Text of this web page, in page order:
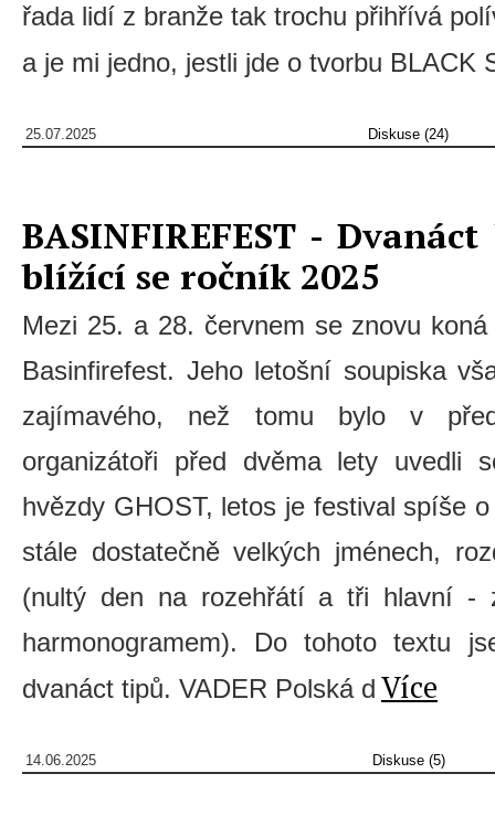
řada lidí z branže tak trochu přihřívá
a je mi jedno, jestli jde o tvorbu BLACK
25.07.2025 Diskuse (24)
BASINFIREFEST -
blížící se ročník 2025
Mezi 25. a 28. červnem se znovu
Basinfirefest. Jeho letošní soupiska
zajímavého, než tomu bylo v
organizátoři před dvěma lety uvedli
hvězdy GHOST, letos je festival spíše
stále dostatečně velkých jménech,
(nultý den na rozehřátí a tři hlavní -
harmonogramem). Do tohoto textu
dvanáct tipů. VADER Polská d Více
14.06.2025 Diskuse (5)